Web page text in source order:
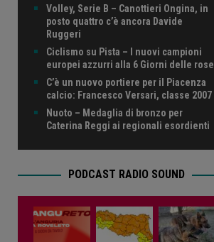
Volley, Serie B – Canottieri Ongina, in
posto quattro c’è ancora Davide
Ruggeri
Ciclismo su Pista – I nuovi campioni
europei azzurri alla 6 Giorni delle rose
C’è un nuovo portiere per il Piacenza
calcio: Francesco Versari, classe 2007
Nuoto – Medaglia di bronzo per
Caterina Reggi ai regionali esordienti
PODCAST RADIO SOUND